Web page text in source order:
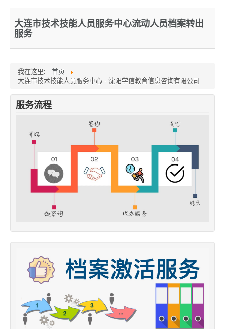
大连市技术技能人员服务中心流动人员档案转出
服务
我在这里:
首页
大连市技术技能人员服务中心 - 沈阳学信教育信息咨询有限公司
服务流程